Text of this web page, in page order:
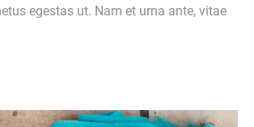
egestas ut. Nam et urna ante, vitae